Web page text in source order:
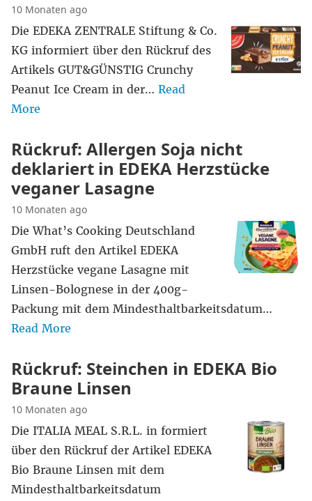
10 Monaten ago
Die EDEKA ZENTRALE Stiftung & Co.
KG informiert über den Rückruf des
Artikels GUT&GÜNSTIG Crunchy
Peanut Ice Cream in der… Read
More
Rückruf: Allergen Soja nicht
deklariert in EDEKA Herzstücke
veganer Lasagne
10 Monaten ago
Die What’s Cooking Deutschland
GmbH ruft den Artikel EDEKA
Herzstücke vegane Lasagne mit
Linsen-Bolognese in der 400g-
Packung mit dem Mindesthaltbarkeitsdatum…
Read More
Rückruf: Steinchen in EDEKA Bio
Braune Linsen
10 Monaten ago
Die ITALIA MEAL S.R.L. in formiert
über den Rückruf der Artikel EDEKA
Bio Braune Linsen mit dem
Mindesthaltbarkeitsdatum